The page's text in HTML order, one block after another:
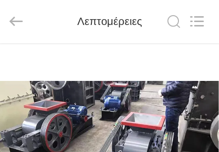
ΠΡΟΪΌΝΤΑ
ΠΕΡΊΠΟΥ
ΕΜΕΊΣ
Co.,
Reserved.
Λεπτομέρειες